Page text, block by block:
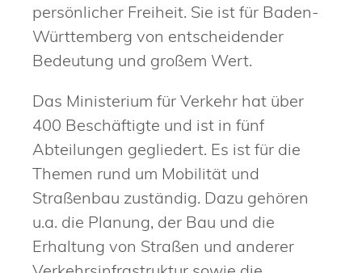
persönlicher Freiheit. Sie ist für Baden-
Württemberg von entscheidender
Bedeutung und großem Wert.
Das Ministerium für Verkehr hat über
400 Beschäftigte und ist in fünf
Abteilungen gegliedert. Es ist für die
Themen rund um Mobilität und
Straßenbau zuständig. Dazu gehören
u.a. die Planung, der Bau und die
Erhaltung von Straßen und anderer